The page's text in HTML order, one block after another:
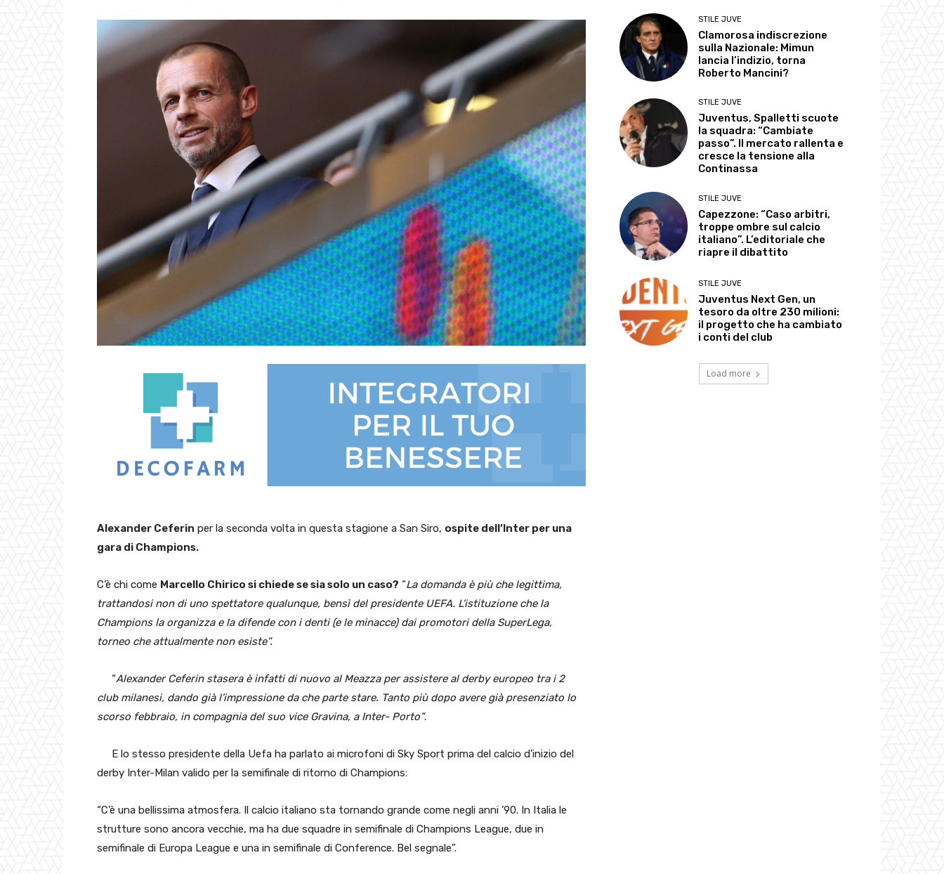
Alexander Ceferin per la seconda volta in questa stagione a San Siro, ospite dell’Inter per una
gara di Champions.
C’è chi come Marcello Chirico si chiede se sia solo un caso? “La domanda è più che legittima,
trattandosi non di uno spettatore qualunque, bensì del presidente UEFA. L’istituzione che la
Champions la organizza e la difende con i denti (e le minacce) dai promotori della SuperLega,
torneo che attualmente non esiste”.
“Alexander Ceferin stasera è infatti di nuovo al Meazza per assistere al derby europeo tra i 2
club milanesi, dando già l’impressione da che parte stare. Tanto più dopo avere già presenziato lo
scorso febbraio, in compagnia del suo vice Gravina, a Inter- Porto”.
E lo stesso presidente della Uefa ha parlato ai microfoni di Sky Sport prima del calcio d’inizio del
derby Inter-Milan valido per la semifinale di ritorno di Champions:
“C’è una bellissima atmosfera. Il calcio italiano sta tornando grande come negli anni ’90. In Italia le
strutture sono ancora vecchie, ma ha due squadre in semifinale di Champions League, due in
semifinale di Europa League e una in semifinale di Conference. Bel segnale”.
STILE JUVE
Clamorosa indiscrezione
sulla Nazionale: Mimun
lancia l’indizio, torna
Roberto Mancini?
STILE JUVE
Juventus, Spalletti scuote
la squadra: “Cambiate
passo”. Il mercato rallenta e
cresce la tensione alla
Continassa
STILE JUVE
Capezzone: “Caso arbitri,
troppe ombre sul calcio
italiano”. L’editoriale che
riapre il dibattito
STILE JUVE
Juventus Next Gen, un
tesoro da oltre 230 milioni:
il progetto che ha cambiato
i conti del club
Load more